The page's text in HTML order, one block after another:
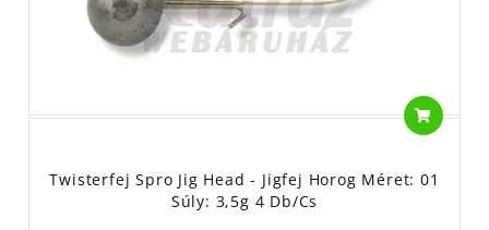
Twisterfej Spro Jig Head - Jigfej Horog Méret: 01
Súly: 3,5g 4 Db/cs